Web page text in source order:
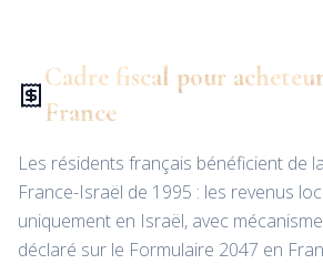
Cadre fiscal pour
France
Les résidents français bénéficient de
France-Israël de 1995 : les revenus
uniquement en Israël, avec
déclaré sur le Formulaire 2047 en